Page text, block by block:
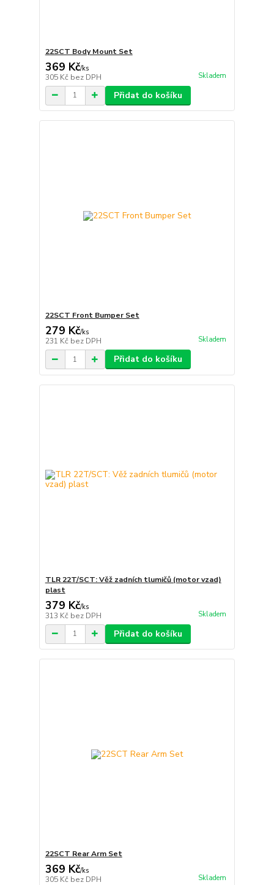
22SCT Body Mount Set
369 Kč/ks
305 Kč bez DPH Skladem
Přidat do košíku
22SCT Front Bumper Set
279 Kč/ks
231 Kč bez DPH Skladem
Přidat do košíku
TLR 22T/SCT: Věž zadních tlumičů (motor vzad)
plast
379 Kč/ks
313 Kč bez DPH Skladem
Přidat do košíku
22SCT Rear Arm Set
369 Kč/ks
305 Kč bez DPH Skladem